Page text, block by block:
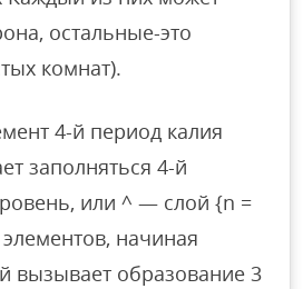
остальные-это
комнат).
4-й период калия
заполняться 4-й
или ^ — слой {n =
начиная
вызывает образование 3